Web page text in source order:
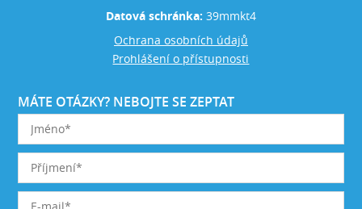
Datová schránka: 39mmkt4
Ochrana osobních údajů
Prohlášení o přístupnosti
MÁTE OTÁZKY? NEBOJTE SE ZEPTAT